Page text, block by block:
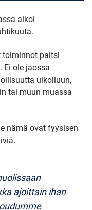
alkoi
toiminnot paitsi
Ei ole jaossa
ulkoiluun,
tai muun muassa
nämä ovat fyysisen
ajoittain ihan